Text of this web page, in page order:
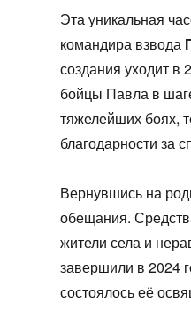
Эта уникальная
командира взвода
создания уходит в
бойцы Павла в
тяжелейших боях,
благодарности за
Вернувшись на
обещания.
жители села и
завершили в 2024
состоялось её